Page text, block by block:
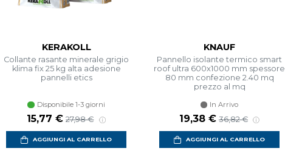
KERAKOLL
Collante rasante minerale grigio
klima fix 25 kg alta adesione
pannelli etics
Disponibile 1-3 giorni
Prezzo scontato
15,77 € Prezzo di listino
27,98 €
AGGIUNGI AL CARRELLO
KNAUF
Pannello isolante termico smart
roof ultra 600x1000 mm spessore
80 mm confezione 2.40 mq
prezzo al mq
In Arrivo
Prezzo scontato
19,38 € Prezzo di listino
36,82 €
AGGIUNGI AL CARRELLO